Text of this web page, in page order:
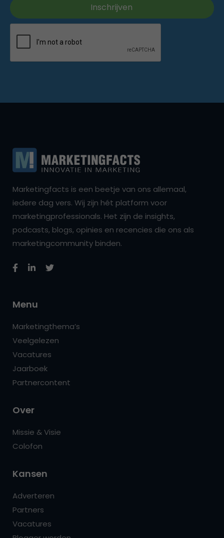
Marketingfacts is een beetje van ons allemaal,
iedere dag vers. Wij zijn hét platform voor
marketingprofessionals. Het zijn de insights,
podcasts, blogs, opinies en recencies die ons als
marketingcommunity binden.
Menu
Marketingthema’s
Veelgelezen
Vacatures
Jaarboek
Partnercontent
Over
Missie & Visie
Colofon
Kansen
Adverteren
Partners
Vacatures